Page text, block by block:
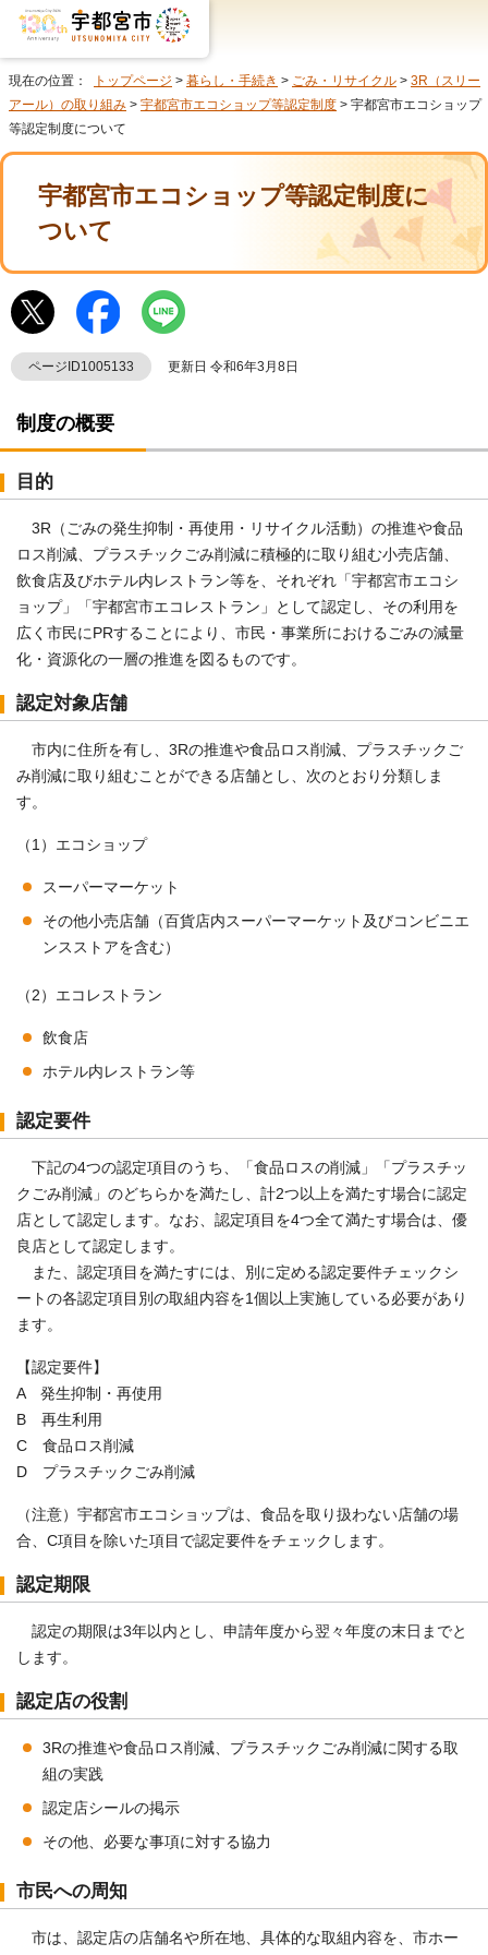
現在の位置： トップページ > 暮らし・手続き > ごみ・リサイクル > 3R（スリー
アール）の取り組み > 宇都宮市エコショップ等認定制度 > 宇都宮市エコショップ
等認定制度について
宇都宮市エコショップ等認定制度に
ついて
ページID1005133 更新日 令和6年3月8日
制度の概要
目的
3R（ごみの発生抑制・再使用・リサイクル活動）の推進や食品
ロス削減、プラスチックごみ削減に積極的に取り組む小売店舗、
飲食店及びホテル内レストラン等を、それぞれ「宇都宮市エコシ
ョップ」「宇都宮市エコレストラン」として認定し、その利用を
広く市民にPRすることにより、市民・事業所におけるごみの減量
化・資源化の一層の推進を図るものです。
認定対象店舗
市内に住所を有し、3Rの推進や食品ロス削減、プラスチックご
み削減に取り組むことができる店舗とし、次のとおり分類しま
す。
（1）エコショップ
スーパーマーケット
その他小売店舗（百貨店内スーパーマーケット及びコンビニエ
ンスストアを含む）
（2）エコレストラン
飲食店
ホテル内レストラン等
認定要件
下記の4つの認定項目のうち、「食品ロスの削減」「プラスチッ
クごみ削減」のどちらかを満たし、計2つ以上を満たす場合に認定
店として認定します。なお、認定項目を4つ全て満たす場合は、優
良店として認定します。
また、認定項目を満たすには、別に定める認定要件チェックシ
ートの各認定項目別の取組内容を1個以上実施している必要があり
ます。
【認定要件】
A 発生抑制・再使用
B 再生利用
C 食品ロス削減
D プラスチックごみ削減
（注意）宇都宮市エコショップは、食品を取り扱わない店舗の場
合、C項目を除いた項目で認定要件をチェックします。
認定期限
認定の期限は3年以内とし、申請年度から翌々年度の末日までと
します。
認定店の役割
3Rの推進や食品ロス削減、プラスチックごみ削減に関する取
組の実践
認定店シールの掲示
その他、必要な事項に対する協力
市民への周知
市は、認定店の店舗名や所在地、具体的な取組内容を、市ホー